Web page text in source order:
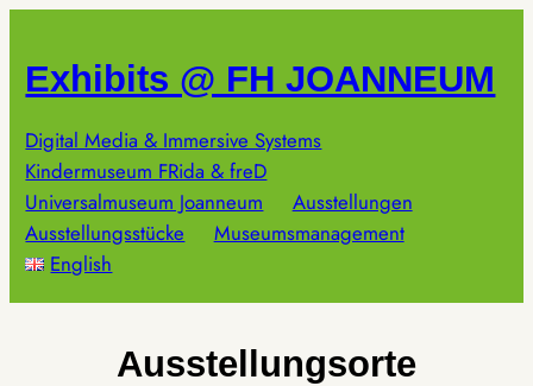
springen
Exhibits @ FH JOANNEUM
Digital Media & Immersive Systems
Kindermuseum FRida & freD
Universalmuseum Joanneum
Ausstellungen
Ausstellungsstücke
Museumsmanagement
English
Ausstellungsorte